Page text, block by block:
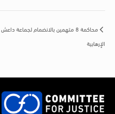
محاكمة 8 متهمين بالانضمام لجماعة داعش
الإرهابية